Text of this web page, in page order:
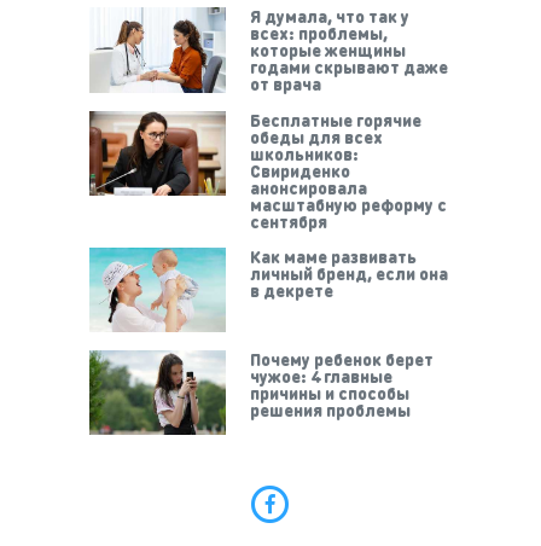
Я думала, что так у
всех: проблемы,
которые женщины
годами скрывают даже
от врача
Бесплатные горячие
обеды для всех
школьников:
Свириденко
анонсировала
масштабную реформу с
сентября
Как маме развивать
личный бренд, если она
в декрете
Почему ребенок берет
чужое: 4 главные
причины и способы
решения проблемы